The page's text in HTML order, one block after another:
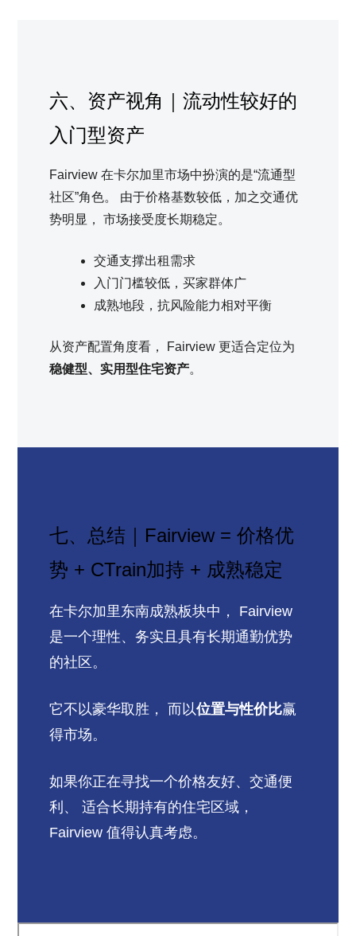
六、资产视角｜流动性较好的
入门型资产
Fairview 在卡尔加里市场中扮演的是“流通型
社区”角色。 由于价格基数较低，加之交通优
势明显， 市场接受度长期稳定。
交通支撑出租需求
入门门槛较低，买家群体广
成熟地段，抗风险能力相对平衡
从资产配置角度看， Fairview 更适合定位为
稳健型、实用型住宅资产。
七、总结｜Fairview = 价格优
势 + CTrain加持 + 成熟稳定
在卡尔加里东南成熟板块中， Fairview
是一个理性、务实且具有长期通勤优势
的社区。
它不以豪华取胜， 而以位置与性价比赢
得市场。
如果你正在寻找一个价格友好、交通便
利、 适合长期持有的住宅区域，
Fairview 值得认真考虑。